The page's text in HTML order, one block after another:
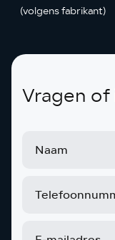
(volgens fabrikant)
Vragen of